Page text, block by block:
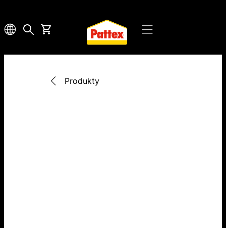
Produkty